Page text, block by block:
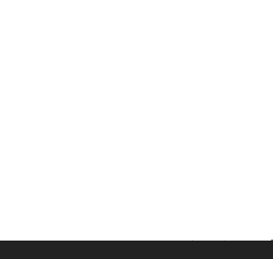
علمی.طراحی و پیاده سازی ازسیناوب